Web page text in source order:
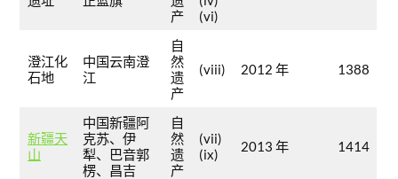
产
(vi)
澄江化
石地
中国云南澄
江
自
然
遗
产
(viii) 2012 年 1388
新疆天
山
中国新疆阿
克苏、伊
犁、巴音郭
楞、昌吉
自
然
遗
产
(vii)
(ix)
2013 年 1414